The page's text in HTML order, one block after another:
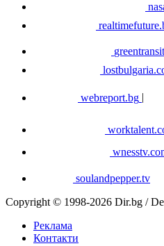
webreport.bg
soulandpepper.tv
Copyright © 1998-2026 Dir.bg /
Реклама
Контакти